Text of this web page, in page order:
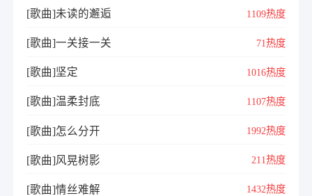
[歌曲]未读的邂逅 1109热度
[歌曲]一关接一关 71热度
[歌曲]坚定 1016热度
[歌曲]温柔封底 1107热度
[歌曲]怎么分开 1992热度
[歌曲]风晃树影 211热度
[歌曲]情丝难解 1432热度